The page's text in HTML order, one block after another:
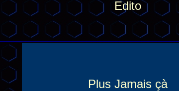
Edito
Plus Jamais çà